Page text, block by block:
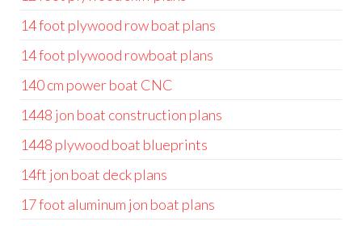
14 foot plywood row boat plans
14 foot plywood rowboat plans
140 cm power boat CNC
1448 jon boat construction plans
1448 plywood boat blueprints
14ft jon boat deck plans
17 foot aluminum jon boat plans